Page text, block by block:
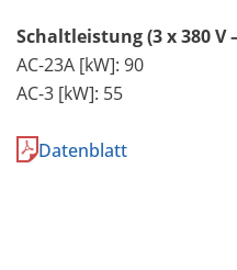
Schaltleistung (3 x 380 V
AC-23A [kW]: 90
AC-3 [kW]: 55
Datenblatt